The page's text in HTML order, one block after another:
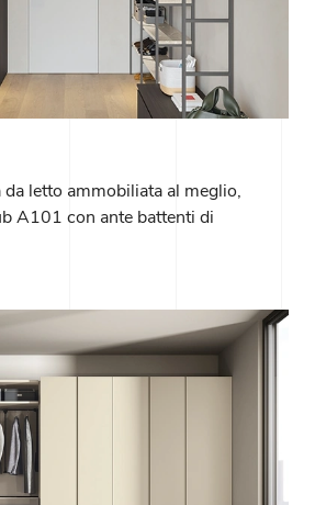
da letto ammobiliata al meglio,
A101 con ante battenti di